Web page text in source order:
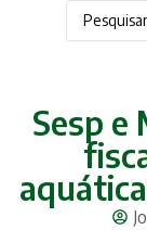
Sesp e